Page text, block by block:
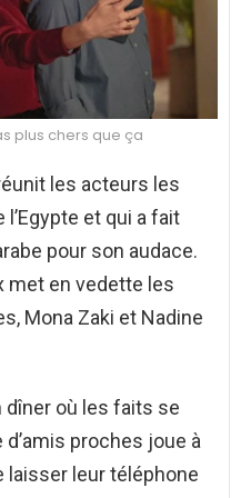
plus chers que ça
les acteurs les
et qui a fait
pour son audace.
met en vedette les
Mona Zaki et Nadine
dîner où les faits se
proches joue à
laisser leur téléphone